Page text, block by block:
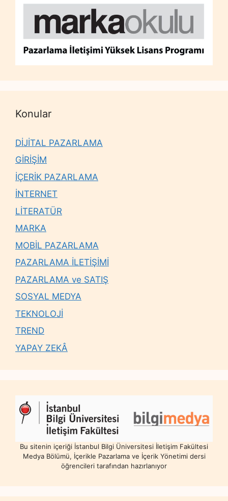
Konular
DİJİTAL PAZARLAMA
GİRİŞİM
İÇERİK PAZARLAMA
İNTERNET
LİTERATÜR
MARKA
MOBİL PAZARLAMA
PAZARLAMA İLETİŞİMİ
PAZARLAMA ve SATIŞ
SOSYAL MEDYA
TEKNOLOJİ
TREND
YAPAY ZEKÂ
Bu sitenin içeriği İstanbul Bilgi Üniversitesi İletişim Fakültesi
Medya Bölümü, İçerikle Pazarlama ve İçerik Yönetimi dersi
öğrencileri tarafından hazırlanıyor